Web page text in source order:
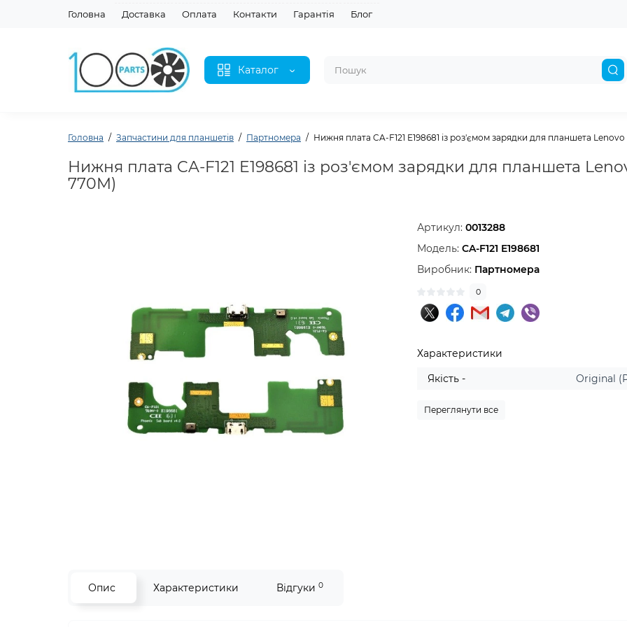
Головна Доставка Оплата Контакти Гарантія Блог
Каталог
Головна Запчастини для планшетів Партномера Нижня плата CA-F121 E198681 із роз'ємом зарядки для планшета
Нижня плата CA-F121 E198681 із роз'ємом зарядки для планшета
770M)
Артикул:0013288
Модель:CA-F121 E198681
Виробник: Партномера
0
Характеристики
Якість -
Original
Переглянути все
Опис Характеристики Відгуки 0